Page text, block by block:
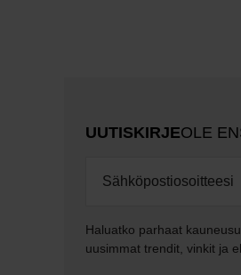
UUTISKIRJEOLE
Haluatko parhaat
uusimmat trendit, vinkit ja